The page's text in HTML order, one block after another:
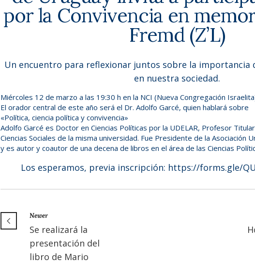
por la Convivencia en
Fremd (Z’L)
Un encuentro para reflexionar juntos sobre la importancia
en nuestra sociedad.
Miércoles 12 de marzo a las 19:30 h en la NCI (Nueva Congregación
El orador central de este año será el Dr. Adolfo Garcé, quien hablará sobre
«Política, ciencia política y convivencia»
Adolfo Garcé es Doctor en Ciencias Políticas por la UDELAR, Profesor
Ciencias Sociales de la misma universidad. Fue Presidente de la Asociación
y es autor y coautor de una decena de libros en el área de las Ciencias
Los esperamos, previa inscripción: https://forms.gle/
Newer
Se realizará la
presentación del
libro de Mario